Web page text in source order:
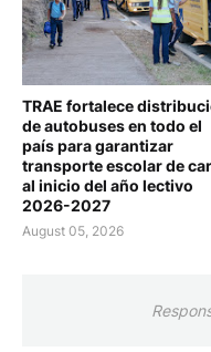
TRAE fortalece
de autobuses en todo el
país para garantizar
transporte escolar de
al inicio del año lectivo
2026-2027
August 05, 2026